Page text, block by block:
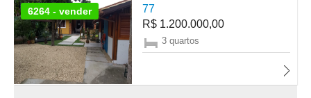
6264 - vender
77
R$ 1.200.000,00
3 quartos